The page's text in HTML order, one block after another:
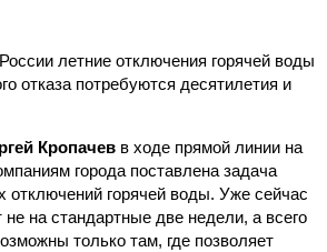
летние отключения горячей воды
отказа потребуются десятилетия и
Кропачевв ходе прямой линии на
города поставлена задача
отключений горячей воды. Уже сейчас
на стандартные две недели, а всего
только там, где позволяет